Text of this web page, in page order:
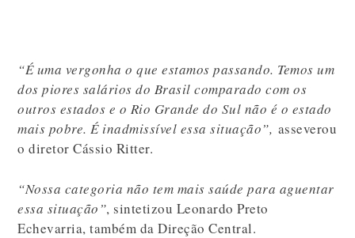
“É uma vergonha o que estamos passando. Temos um
dos piores salários do Brasil comparado com os
outros estados e o Rio Grande do Sul não é o estado
mais pobre. É inadmissível essa situação”, asseverou
o diretor Cássio Ritter.
“Nossa categoria não tem mais saúde para aguentar
essa situação”, sintetizou Leonardo Preto
Echevarria, também da Direção Central.